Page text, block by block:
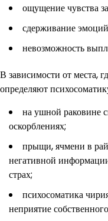
ощущение чувства
сдерживание
невозможность
В зависимости от места,
определяют
на ушной раковине
оскорблениях;
прыщи, ячмени в
негативной
страх;
психосоматика
неприятие